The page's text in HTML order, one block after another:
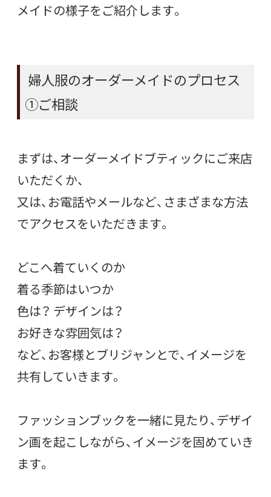
メイドの様子をご紹介します。
婦人服のオーダーメイドのプロセス
①ご相談
まずは、オーダーメイドブティックにご来店
いただくか、
又は、お電話やメールなど、さまざまな方法
でアクセスをいただきます。
どこへ着ていくのか
着る季節はいつか
色は？ デザインは？
お好きな雰囲気は？
など、お客様とブリジャンとで、イメージを
共有していきます。
ファッションブックを一緒に見たり、デザイ
ン画を起こしながら、イメージを固めていき
ます。